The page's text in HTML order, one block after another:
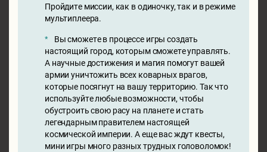
Пройдите миссии, как в одиночку, так и в режиме
мультиплеера.
Вы сможете в процессе игры создать
настоящий город, которым сможете управлять.
А научные достижения и магия помогут вашей
армии уничтожить всех коварных врагов,
которые посягнут на вашу территорию. Так что
используйте любые возможности, чтобы
обустроить свою расу на планете и стать
легендарным правителем настоящей
космической империи. А еще вас ждут квесты,
мини игры много разных трудных головоломок!